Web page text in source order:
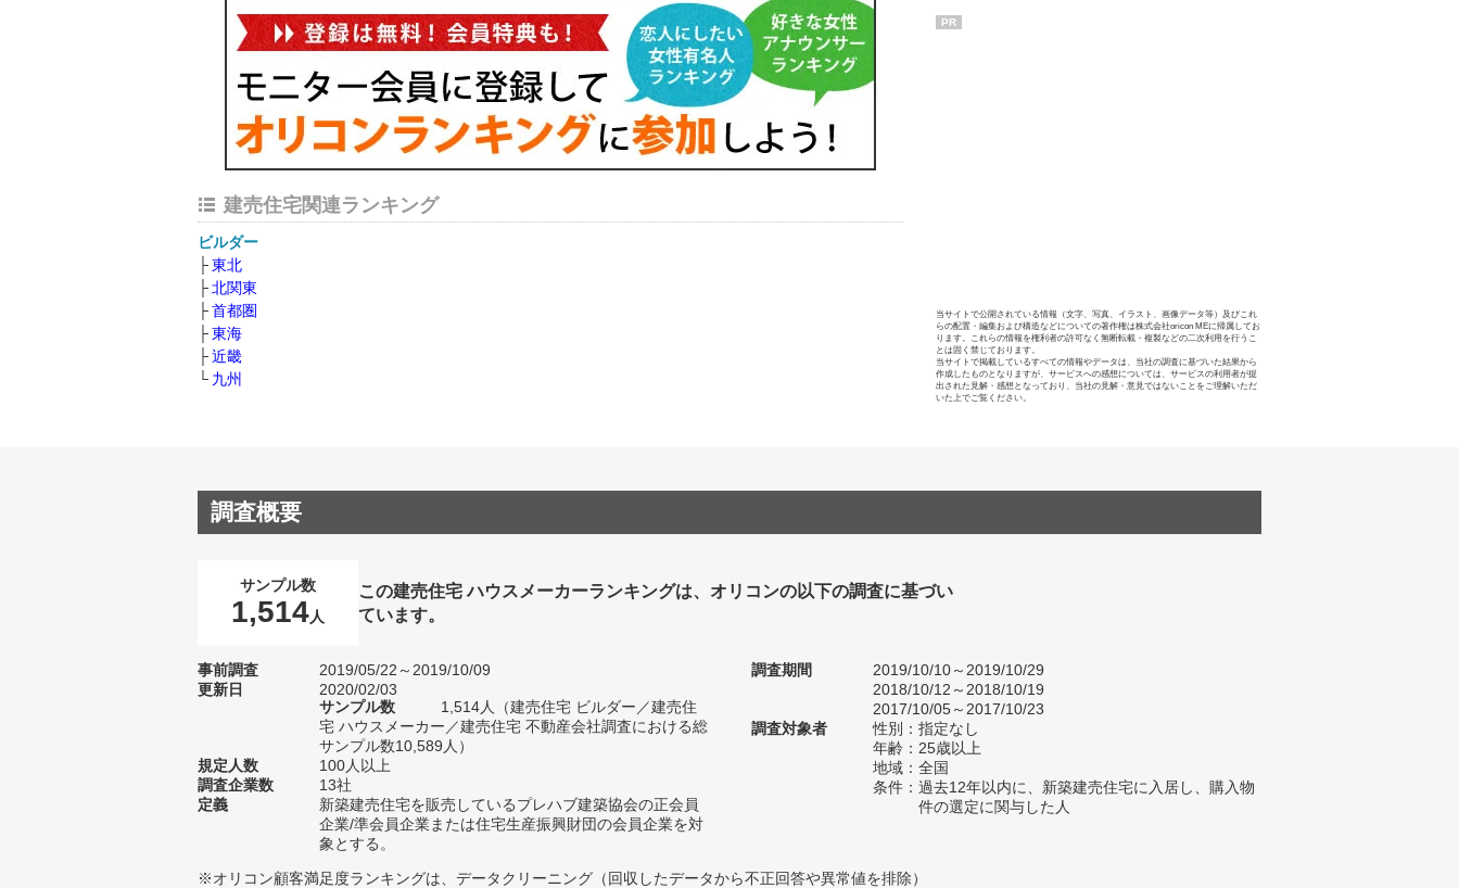
建売住宅関連ランキング
ビルダー
東北
北関東
首都圏
東海
近畿
九州
PR
当サイトで公開されている情報（文字、写真、イラスト、画像データ等）及びこれ
らの配置・編集および構造などについての著作権は株式会社oricon MEに帰属してお
ります。これらの情報を権利者の許可なく無断転載・複製などの二次利用を行うこ
とは固く禁じております。
当サイトで掲載しているすべての情報やデータは、当社の調査に基づいた結果から
作成したものとなりますが、サービスへの感想については、サービスの利用者が提
出された見解・感想となっており、当社の見解・意見ではないことをご理解いただ
いた上でご覧ください。
調査概要
サンプル数
1,514人
この建売住宅 ハウスメーカーランキングは、オリコンの以下の調査に基づい
ています。
事前調査
2019/05/22～2019/10/09
更新日
2020/02/03
サンプル数
1,514人（建売住宅 ビルダー／建売住
宅 ハウスメーカー／建売住宅 不動産会社調査における総
サンプル数10,589人）
規定人数
100人以上
調査企業数
13社
定義
新築建売住宅を販売しているプレハブ建築協会の正会員
企業/準会員企業または住宅生産振興財団の会員企業を対
象とする。
調査期間
2019/10/10～2019/10/29
2018/10/12～2018/10/19
2017/10/05～2017/10/23
調査対象者
性別：指定なし
年齢：25歳以上
地域：全国
条件：過去12年以内に、新築建売住宅に入居し、購入物
件の選定に関与した人
※オリコン顧客満足度ランキングは、データクリーニング（回収したデータから不正回答や異常値を排除）